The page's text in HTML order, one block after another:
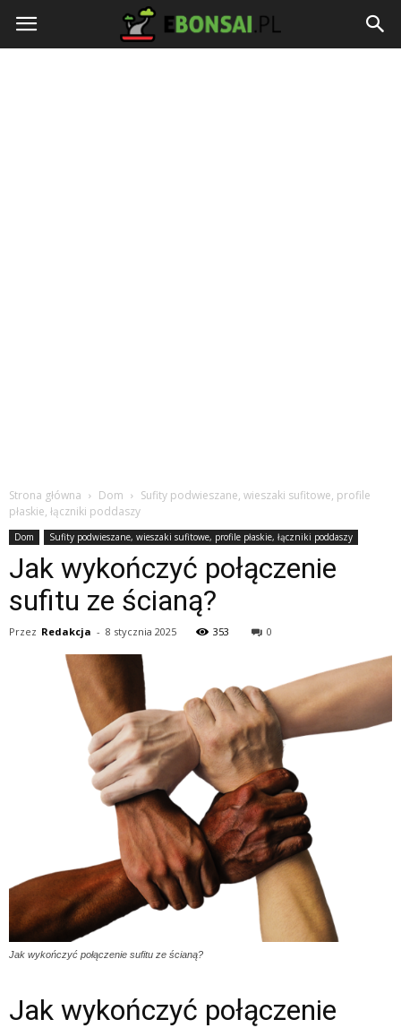
Strona główna Dom
Sufity podwieszane, wieszaki sufitowe, profile
płaskie, łączniki poddaszy
Dom Sufity podwieszane, wieszaki sufitowe, profile płaskie, łączniki poddaszy
Jak wykończyć połączenie
sufitu ze ścianą?
Przez Redakcja - 8 stycznia 2025 353 0
Jak wykończyć połączenie sufitu ze ścianą?
Jak wykończyć połączenie